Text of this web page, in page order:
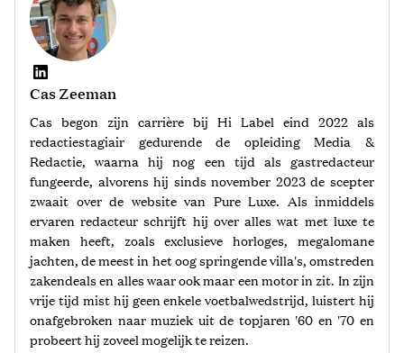
Cas Zeeman
Cas begon zijn carrière bij Hi Label eind 2022 als
redactiestagiair gedurende de opleiding Media &
Redactie, waarna hij nog een tijd als gastredacteur
fungeerde, alvorens hij sinds november 2023 de scepter
zwaait over de website van Pure Luxe. Als inmiddels
ervaren redacteur schrijft hij over alles wat met luxe te
maken heeft, zoals exclusieve horloges, megalomane
jachten, de meest in het oog springende villa's, omstreden
zakendeals en alles waar ook maar een motor in zit. In zijn
vrije tijd mist hij geen enkele voetbalwedstrijd, luistert hij
onafgebroken naar muziek uit de topjaren '60 en '70 en
probeert hij zoveel mogelijk te reizen.